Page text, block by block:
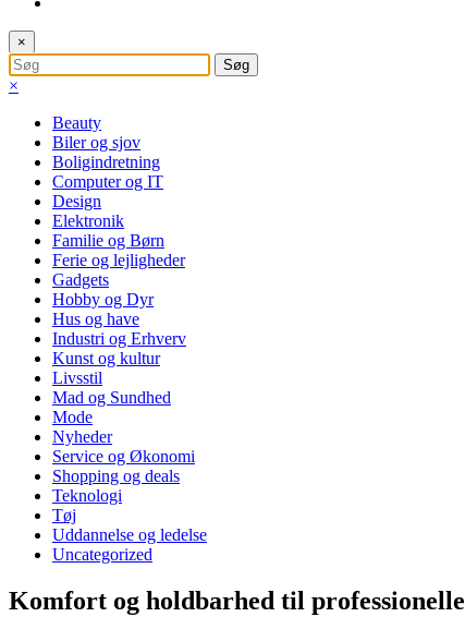
×
×
Beauty
Biler og sjov
Boligindretning
Computer og IT
Design
Elektronik
Familie og Børn
Ferie og lejligheder
Gadgets
Hobby og Dyr
Hus og have
Industri og Erhverv
Kunst og kultur
Livsstil
Mad og Sundhed
Mode
Nyheder
Service og Økonomi
Shopping og deals
Teknologi
Tøj
Uddannelse og ledelse
Uncategorized
Komfort og holdbarhed til professionelle